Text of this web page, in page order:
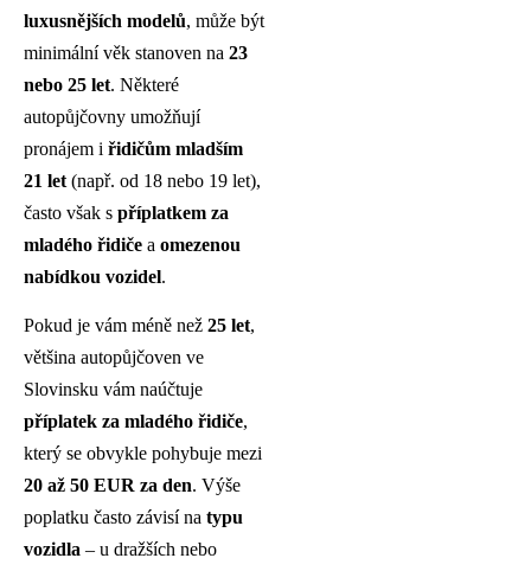
luxusnějších modelů, může být
minimální věk stanoven na 23
nebo 25 let. Některé
autopůjčovny umožňují
pronájem i řidičům mladším
21 let (např. od 18 nebo 19 let),
často však s příplatkem za
mladého řidiče a omezenou
nabídkou vozidel.
Pokud je vám méně než 25 let,
většina autopůjčoven ve
Slovinsku vám naúčtuje
příplatek za mladého řidiče,
který se obvykle pohybuje mezi
20 až 50 EUR za den. Výše
poplatku často závisí na typu
vozidla – u dražších nebo